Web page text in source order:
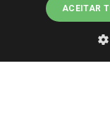
ACEITAR